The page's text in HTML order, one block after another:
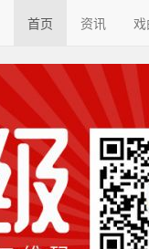
首页 资讯 戏